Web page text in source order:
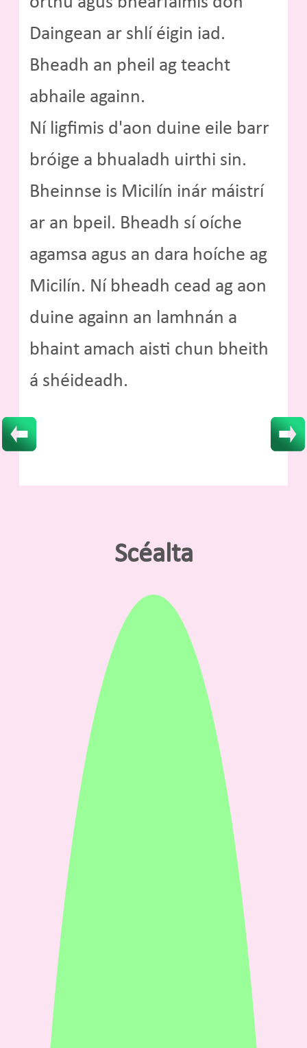
Daingean ar shlí éigin iad.
Bheadh an pheil ag teacht
abhaile againn.
Ní ligfimis d'aon duine eile barr
bróige a bhualadh uirthi sin.
Bheinnse is Micilín inár máistrí
ar an bpeil. Bheadh sí oíche
agamsa agus an dara hoíche ag
Micilín. Ní bheadh cead ag aon
duine againn an lamhnán a
bhaint amach aisti chun bheith
á shéideadh.
Scéalta